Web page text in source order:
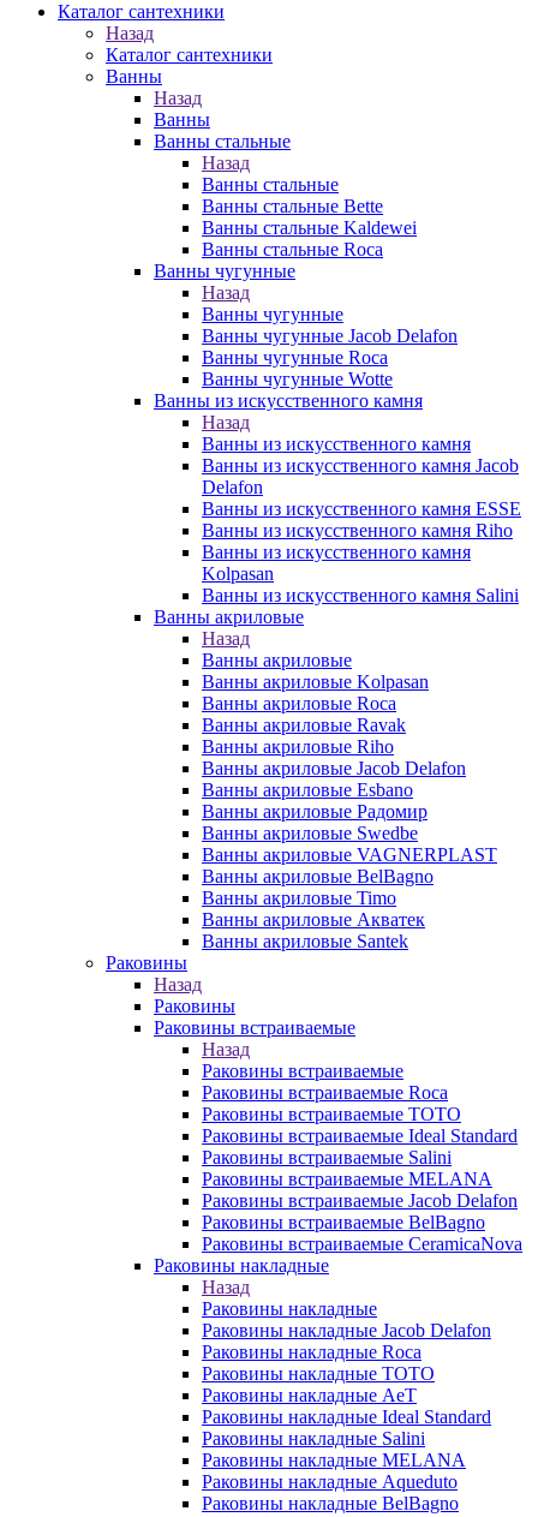
Каталог сантехники
Назад
Каталог сантехники
Ванны
Назад
Ванны
Ванны стальные
Назад
Ванны стальные
Ванны стальные Bette
Ванны стальные Kaldewei
Ванны стальные Roca
Ванны чугунные
Назад
Ванны чугунные
Ванны чугунные Jacob Delafon
Ванны чугунные Roca
Ванны чугунные Wotte
Ванны из искусственного камня
Назад
Ванны из искусственного камня
Ванны из искусственного камня Jacob
Delafon
Ванны из искусственного камня ESSE
Ванны из искусственного камня Riho
Ванны из искусственного камня
Kolpasan
Ванны из искусственного камня Salini
Ванны акриловые
Назад
Ванны акриловые
Ванны акриловые Kolpasan
Ванны акриловые Roca
Ванны акриловые Ravak
Ванны акриловые Riho
Ванны акриловые Jacob Delafon
Ванны акриловые Esbano
Ванны акриловые Радомир
Ванны акриловые Swedbe
Ванны акриловые VAGNERPLAST
Ванны акриловые BelBagno
Ванны акриловые Timo
Ванны акриловые Акватек
Ванны акриловые Santek
Раковины
Назад
Раковины
Раковины встраиваемые
Назад
Раковины встраиваемые
Раковины встраиваемые Roca
Раковины встраиваемые TOTO
Раковины встраиваемые Ideal Standard
Раковины встраиваемые Salini
Раковины встраиваемые MELANA
Раковины встраиваемые Jacob Delafon
Раковины встраиваемые BelBagno
Раковины встраиваемые CeramicaNova
Раковины накладные
Назад
Раковины накладные
Раковины накладные Jacob Delafon
Раковины накладные Roca
Раковины накладные TOTO
Раковины накладные AeT
Раковины накладные Ideal Standard
Раковины накладные Salini
Раковины накладные MELANA
Раковины накладные Aqueduto
Раковины накладные BelBagno